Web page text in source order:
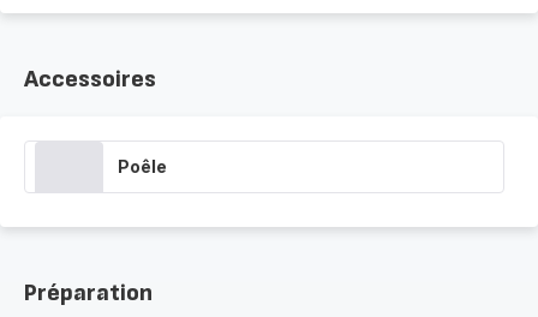
Accessoires
Poêle
Préparation